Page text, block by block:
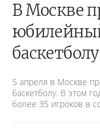
В Москве
баскетболу
5 апреля в Москве
баскетболу. В этом
более 35 игроков в